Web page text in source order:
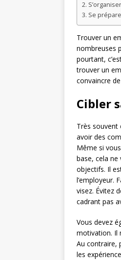
S’organiser
Se
Trouver un
nombreuses
pourtant,
trouver un
convaincre
Cibler
Très souvent
avoir des
Même si
base, cela ne
objectifs. Il
l’employeur.
visez. Évitez
cadrant pas
Vous devez
motivation. Il
Au contraire,
les